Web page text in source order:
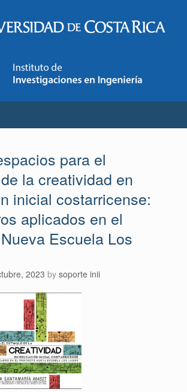
para el
la creatividad en
inicial costarricense:
aplicados en el
Escuela Los
2023 by soporte inii